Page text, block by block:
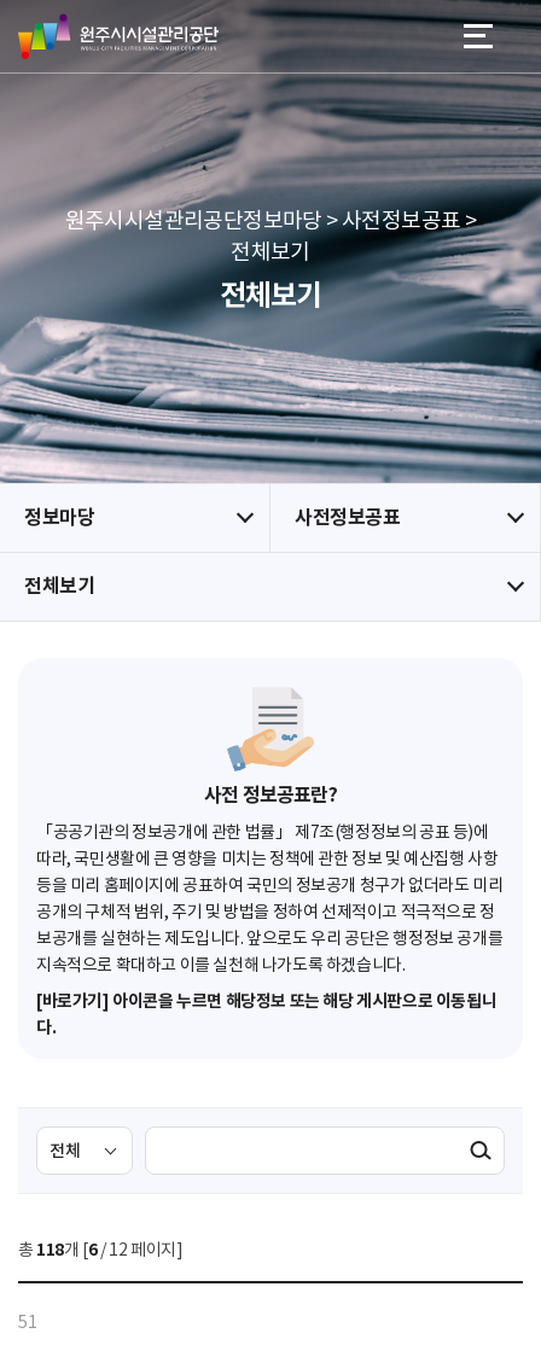
네
본문 바로가기
메뉴 바로가기
원
주
시
리
공
단
원주시시설관리공단정보마당 > 사전정보공표 >
전체보기
전체보기
정보마당 사전정보공표
전체보기
사전 정보공표란?
「공공기관의 정보공개에 관한 법률」 제7조(행정정보의 공표 등)에
따라, 국민생활에 큰 영향을 미치는 정책에 관한 정보 및 예산집행 사항
등을 미리 홈페이지에 공표하여 국민의 정보공개 청구가 없더라도 미리
공개의 구체적 범위, 주기 및 방법을 정하여 선제적이고 적극적으로 정
보공개를 실현하는 제도입니다. 앞으로도 우리 공단은 행정정보 공개를
지속적으로 확대하고 이를 실천해 나가도록 하겠습니다.
[바로가기] 아이콘을 누르면 해당정보 또는 해당 게시판으로 이동됩니
다.
검
색
선
택
색
검색실행
총 118개 [6/ 12 페이지]
51